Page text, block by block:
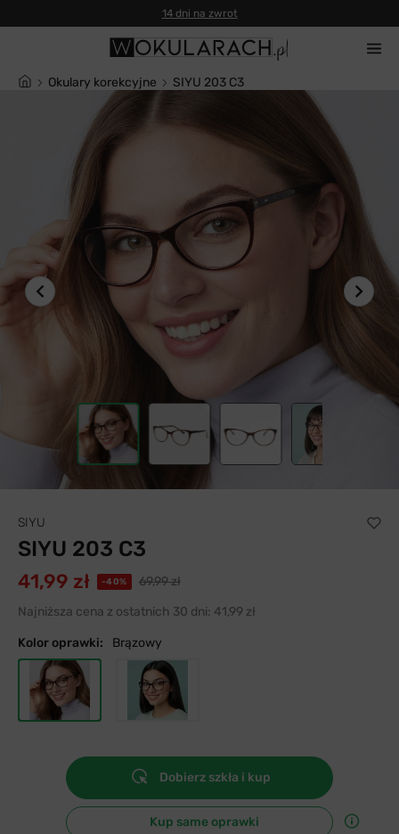
14 dni na zwrot
Okulary korekcyjne SIYU 203 C3
SIYU
SIYU 203 C3
41,99 zł -40%
69,99 zł
Najniższa cena z ostatnich 30 dni: 41,99 zł
Kolor oprawki: Brązowy
Dobierz szkła i kup
Kup same oprawki